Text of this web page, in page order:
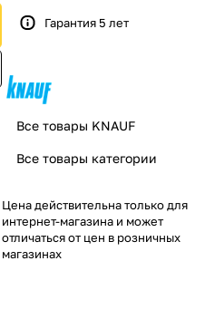
Гарантия 5 лет
Все товары KNAUF
Все товары категории
Цена действительна только для
интернет-магазина и может
отличаться от цен в розничных
магазинах